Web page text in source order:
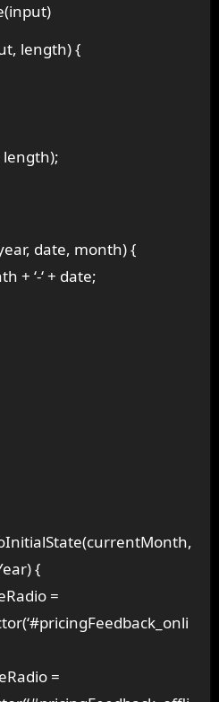
length) {
date, month) {
+ ‘-‘ + date;
{
=
=